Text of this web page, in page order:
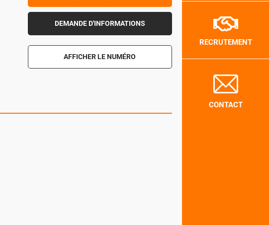
DEMANDE D'INFORMATIONS
AFFICHER LE NUMÉRO
RECRUTEMENT
CONTACT